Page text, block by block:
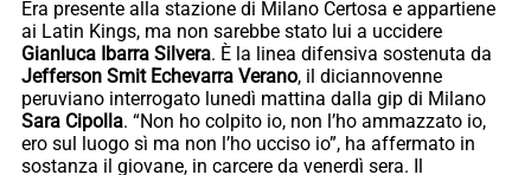
Era presente alla stazione di Milano Certosa e appartiene
ai Latin Kings, ma non sarebbe stato lui a uccidere
Gianluca Ibarra Silvera. È la linea difensiva sostenuta da
Jefferson Smit Echevarra Verano, il diciannovenne
peruviano interrogato lunedì mattina dalla gip di Milano
Sara Cipolla. “Non ho colpito io, non l’ho ammazzato io,
ero sul luogo sì ma non l’ho ucciso io”, ha affermato in
sostanza il giovane, in carcere da venerdì sera. Il